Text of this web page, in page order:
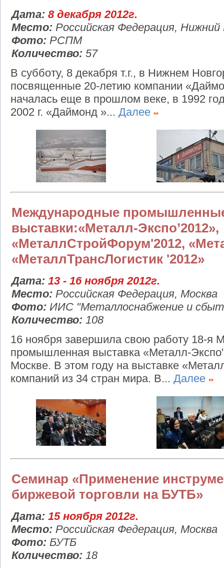
Дата: 8 декабря 2012г.
Место: Российская Федерация, Нижний
Фото: РСПМ
Количество: 57
В субботу, 8 декабря т.г., в Нижнем
посвященные 20-летию компании
началась еще в прошлом веке, в 1992
2002 г. «Даймонд »... Далее
Международные
выставки:«Металл-Экспо’2012»,
«МеталлСтройФорум'2012,
«МеталлТрансЛогистик '2012»
Дата: 13 - 16 ноября 2012г.
Место: Российская Федерация, Москва
Фото: ИИС "Металлоснабжение и
Количество: 108
16 ноября завершила свою работу 18-я
промышленная выставка «Металл-
Москве. В этом году на выставке
компаний из 34 стран мира. В... Далее
Семинар «Применение
биржевой торговли на БУТБ»
Дата: 15 ноября 2012г.
Место: Российская Федерация, Москва
Фото: БУТБ
Количество: 18